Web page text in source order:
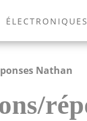
ÉLECTRONIQUES
MODE
Nathan